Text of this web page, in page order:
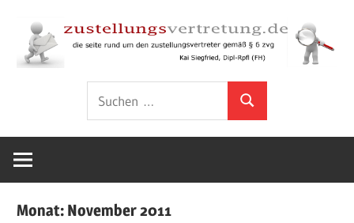
Inhalt
springen
gemäß
6
Suchen
Monat: November 2011